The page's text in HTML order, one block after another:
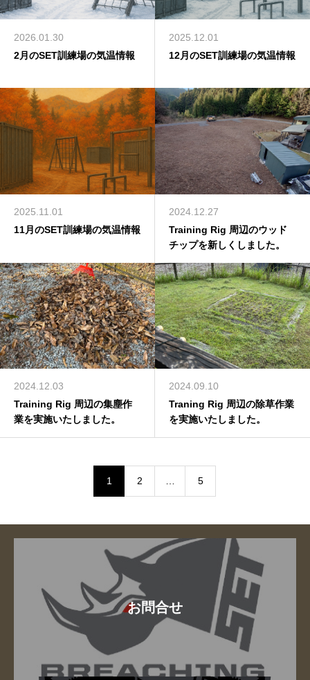
2026.01.30
2月のSET訓練場の気温情報
2025.12.01
12月のSET訓練場の気温情報
2025.11.01
11月のSET訓練場の気温情報
2024.12.27
Training Rig 周辺のウッド
チップを新しくしました。
2024.12.03
Training Rig 周辺の集塵作
業を実施いたしました。
2024.09.10
Traning Rig 周辺の除草作業
を実施いたしました。
1 2 5
お問合せ